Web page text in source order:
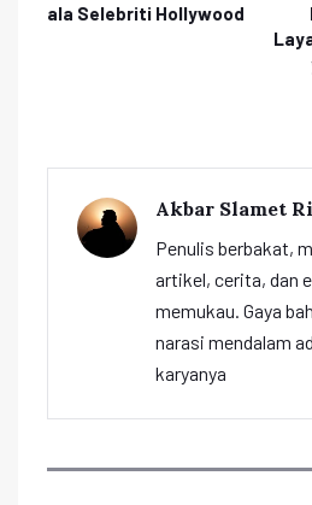
ala Selebriti Hollywood
Akbar Slamet
Penulis berbakat,
artikel, cerita, dan
memukau. Gaya
narasi mendalam
karyanya